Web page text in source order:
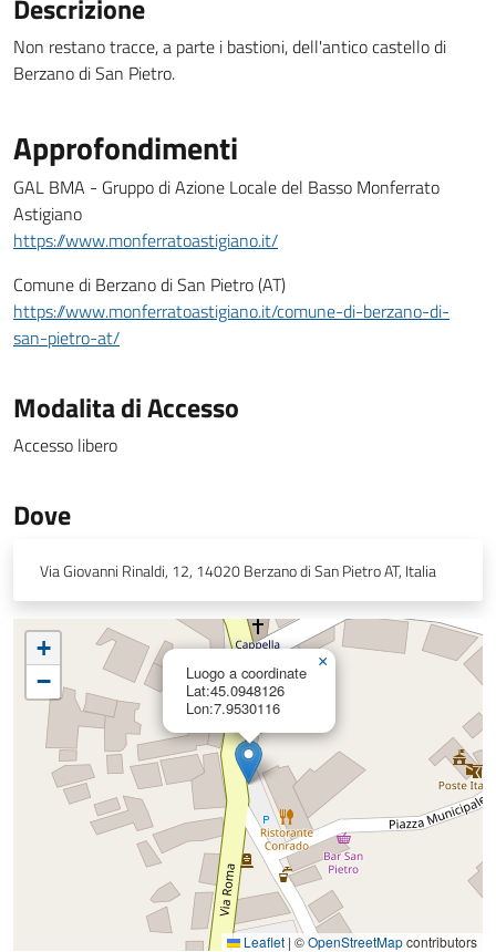
Descrizione
Non restano tracce, a parte i bastioni, dell'antico castello di
Berzano di San Pietro.
Approfondimenti
GAL BMA - Gruppo di Azione Locale del Basso Monferrato
Astigiano
https://www.monferratoastigiano.it/
Comune di Berzano di San Pietro (AT)
https://www.monferratoastigiano.it/comune-di-berzano-di-
san-pietro-at/
Modalita di Accesso
Accesso libero
Dove
Via Giovanni Rinaldi, 12, 14020 Berzano di San Pietro AT, Italia
Luogo a coordinate
Lat:45.0948126
Lon:7.9530116
×
+
−
Leaflet | ©OpenStreetMapcontributors